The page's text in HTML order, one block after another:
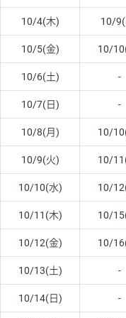
10/4(木) 10/
10/5(金) 10/
10/6(土) -
10/7(日) -
10/8(月) 10/
10/9(火) 10/
10/10(水) 10/
10/11(木) 10/
10/12(金) 10/
10/13(土) -
10/14(日) -